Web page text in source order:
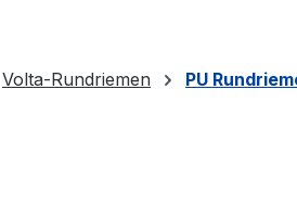
Volta-Rundriemen PU